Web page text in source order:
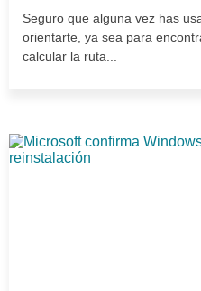
Seguro que alguna vez has
orientarte, ya sea para
calcular la ruta...